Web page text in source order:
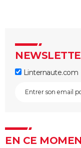
Linternaute.com
EN CE